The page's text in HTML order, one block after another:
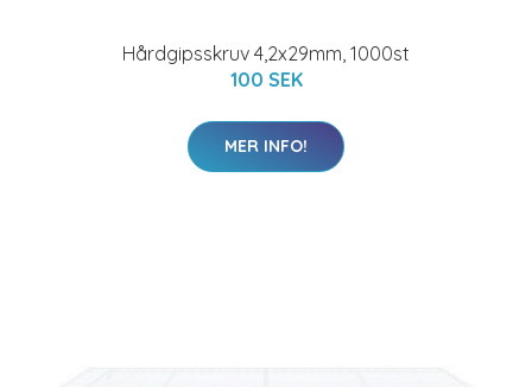
Hårdgipsskruv 4,2x29mm, 1000st
100 SEK
MER INFO!